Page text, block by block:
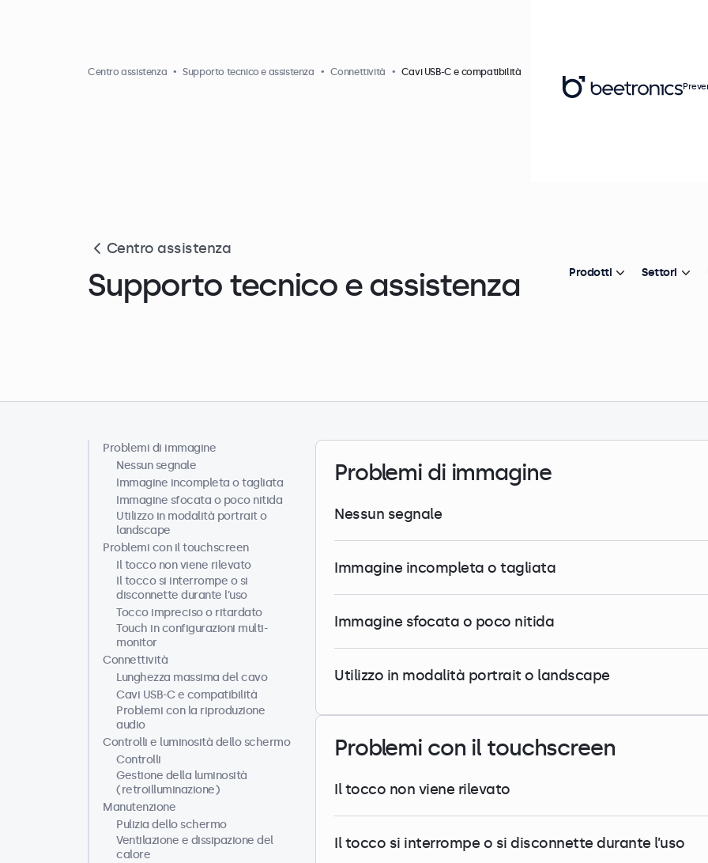
Centro assistenza Supporto tecnico e assistenza Connettività Cavi USB-C e compatibilità
Centro assistenza
Supporto tecnico e assistenza
Centro assistenza
Problemi di immagine
Nessun segnale
Immagine incompleta o tagliata
Immagine sfocata o poco nitida
Utilizzo in modalità portrait o
landscape
Problemi con il touchscreen
Il tocco non viene rilevato
Il tocco si interrompe o si
disconnette durante l’uso
Tocco impreciso o ritardato
Touch in configurazioni multi-
monitor
Connettività
Lunghezza massima del cavo
Cavi USB-C e compatibilità
Problemi con la riproduzione
audio
Controlli e luminosità dello schermo
Controlli
Gestione della luminosità
(retroilluminazione)
Manutenzione
Pulizia dello schermo
Ventilazione e dissipazione del
calore
Problemi di immagine
Nessun segnale
Immagine incompleta o tagliata
Immagine sfocata o poco nitida
Utilizzo in modalità portrait o landscape
Problemi con il touchscreen
Il tocco non viene rilevato
Il tocco si interrompe o si disconnette durante l’uso
Prodotti Settori